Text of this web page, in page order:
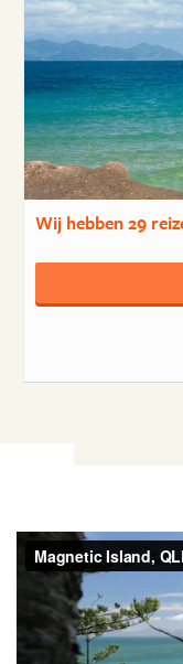
Wij hebben29